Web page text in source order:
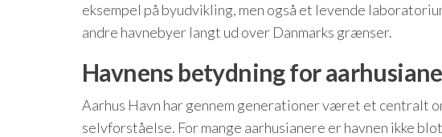
eksempel på byudvikling, men også et levende
andre havnebyer langt ud over Danmarks grænser.
Havnens betydning for
Aarhus Havn har gennem generationer været et centralt
selvforståelse. For mange aarhusianere er havnen ikke